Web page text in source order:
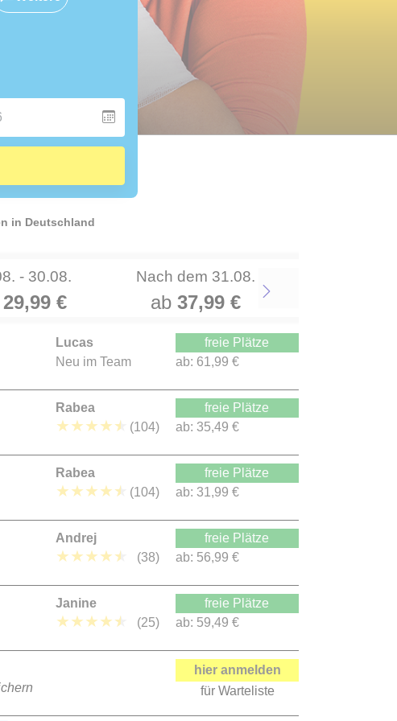
in Deutschland
- 30.08.
29,99 €
Nach dem 31.08.
ab 37,99 € Next
Lucas
Neu im Team
freie Plätze
ab: 61,99 €
Rabea
★★★★★ (104)
freie Plätze
ab: 35,49 €
Rabea
★★★★★ (104)
freie Plätze
ab: 31,99 €
Andrej
★★★★★ (38)
freie Plätze
ab: 56,99 €
Janine
★★★★★ (25)
freie Plätze
ab: 59,49 €
hier anmelden
für Warteliste